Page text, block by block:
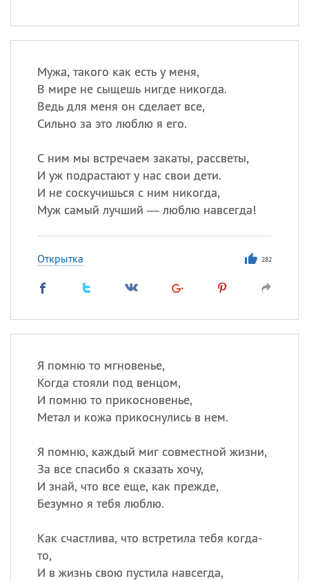
Мужа, такого как есть у меня,
В мире не сыщешь нигде никогда.
Ведь для меня он сделает все,
Сильно за это люблю я его.
С ним мы встречаем закаты, рассветы,
И уж подрастают у нас свои дети.
И не соскучишься с ним никогда,
Муж самый лучший — люблю навсегда!
Открытка 282
Я помню то мгновенье,
Когда стояли под венцом,
И помню то прикосновенье,
Метал и кожа прикоснулись в нем.
Я помню, каждый миг совместной жизни,
За все спасибо я сказать хочу,
И знай, что все еще, как прежде,
Безумно я тебя люблю.
Как счастлива, что встретила тебя когда-
то,
И в жизнь свою пустила навсегда,